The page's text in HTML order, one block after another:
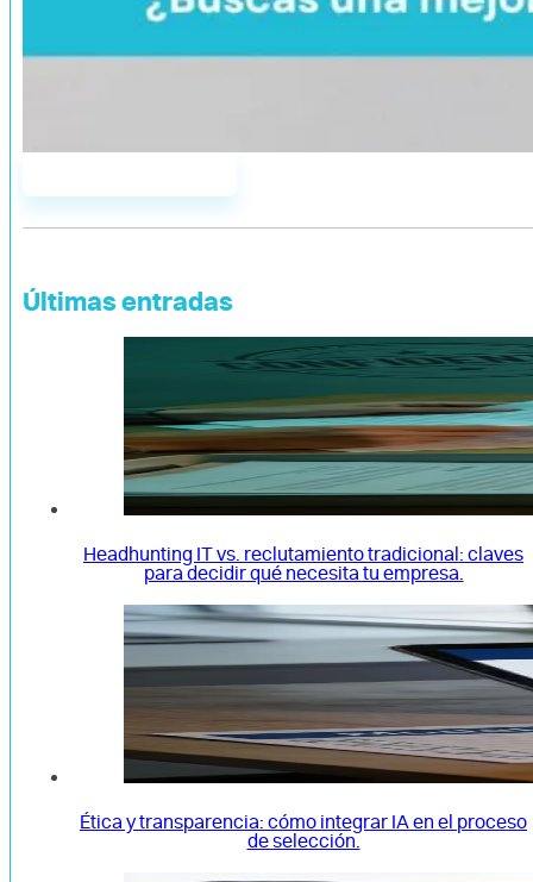
Últimas entradas
Headhunting IT vs. reclutamiento tradicional: claves
para decidir qué necesita tu empresa.
Ética y transparencia: cómo integrar IA en el proceso
de selección.